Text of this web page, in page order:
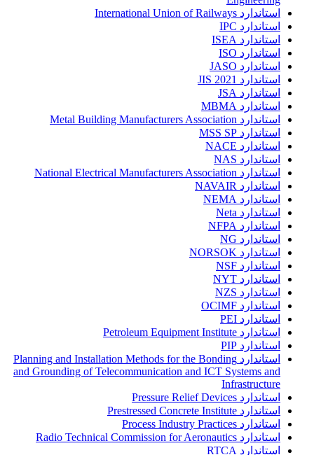
استاندارد International Union of Railways
استاندارد IPC
استاندارد ISEA
استاندارد ISO
استاندارد JASO
استاندارد JIS 2021
استاندارد JSA
استاندارد MBMA
استاندارد Metal Building Manufacturers Association
استاندارد MSS SP
استاندارد NACE
استاندارد NAS
استاندارد National Electrical Manufacturers Association
استاندارد NAVAIR
استاندارد NEMA
استاندارد Neta
استاندارد NFPA
استاندارد NG
استاندارد NORSOK
استاندارد NSF
استاندارد NYT
استاندارد NZS
استاندارد OCIMF
استاندارد PEI
استاندارد Petroleum Equipment Institute
استاندارد PIP
استاندارد Planning and Installation Methods for the Bonding
and Grounding of Telecommunication and ICT Systems and
Infrastructure
استاندارد Pressure Relief Devices
استاندارد Prestressed Concrete Institute
استاندارد Process Industry Practices
استاندارد Radio Technical Commission for Aeronautics
استاندارد RTCA